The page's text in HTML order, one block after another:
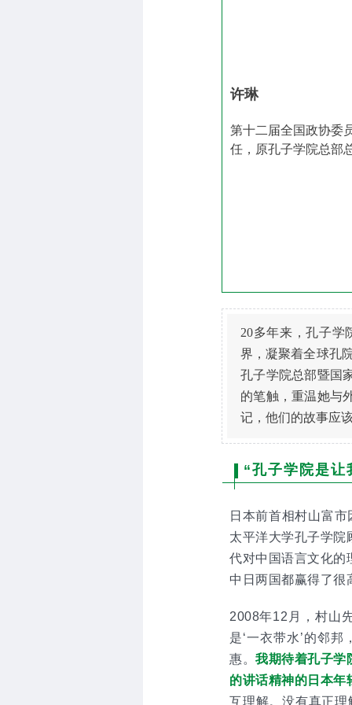
许琳
第十二届全国政协委
任，原孔子学院总部
20多年来，孔子学
界，凝聚着全球孔
孔子学院总部暨国
的笔触，重温她与
记，他们的故事应
“孔子学院是让
日本前首相村山富
太平洋大学孔子学院
代对中国语言文化的
中日两国都赢得了很
2008年12月，村山
是‘一衣带水’的邻
惠。我期待着孔子学
的讲话精神的日本年
互理解。没有真正